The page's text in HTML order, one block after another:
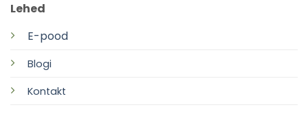
Lehed
E-pood
Blogi
Kontakt